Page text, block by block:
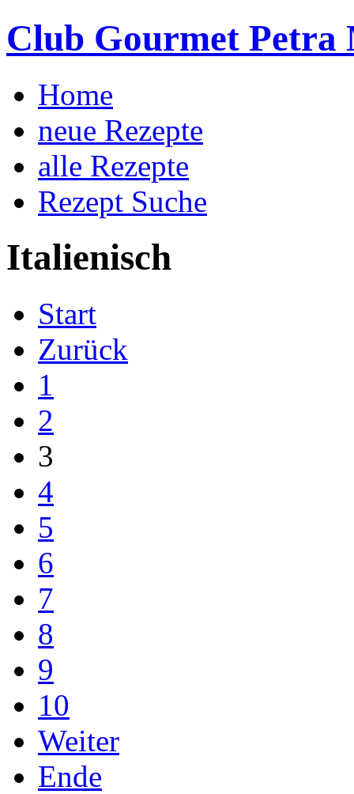
Club Gourmet Petra
Home
neue Rezepte
alle Rezepte
Rezept Suche
Italienisch
Start
Zurück
1
2
3
4
5
6
7
8
9
10
Weiter
Ende